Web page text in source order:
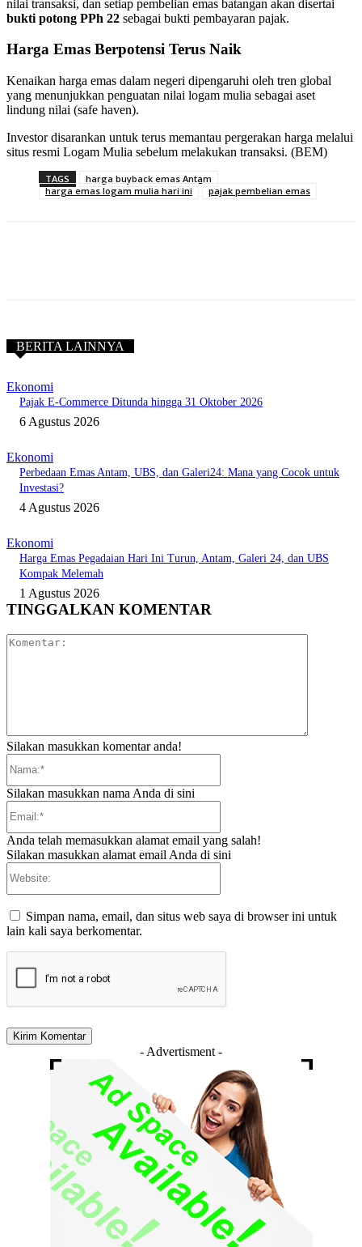
nilai transaksi, dan setiap pembelian emas batangan akan disertai
bukti potong PPh 22 sebagai bukti pembayaran pajak.
Harga Emas Berpotensi Terus Naik
Kenaikan harga emas dalam negeri dipengaruhi oleh tren global
yang menunjukkan penguatan nilai logam mulia sebagai aset
lindung nilai (safe haven).
Investor disarankan untuk terus memantau pergerakan harga melalui
situs resmi Logam Mulia sebelum melakukan transaksi. (BEM)
TAGS
harga buyback emas Antam
harga emas logam mulia hari ini
pajak pembelian emas
BERITA LAINNYA
Ekonomi
Pajak E-Commerce Ditunda hingga 31 Oktober 2026
6 Agustus 2026
Ekonomi
Perbedaan Emas Antam, UBS, dan Galeri24: Mana yang Cocok untuk
Investasi?
4 Agustus 2026
Ekonomi
Harga Emas Pegadaian Hari Ini Turun, Antam, Galeri 24, dan UBS
Kompak Melemah
1 Agustus 2026
TINGGALKAN KOMENTAR
Silakan masukkan komentar anda!
Silakan masukkan nama Anda di sini
Anda telah memasukkan alamat email yang salah!
Silakan masukkan alamat email Anda di sini
Simpan nama, email, dan situs web saya di browser ini untuk
lain kali saya berkomentar.
- Advertisment -